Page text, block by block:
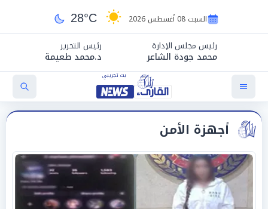
السبت 08 أغسطس 2026 28°C
رئيس مجلس الإدارة
محمد جودة الشاعر
رئيس التحرير
د.محمد طعيمة
أجهزة الأمن